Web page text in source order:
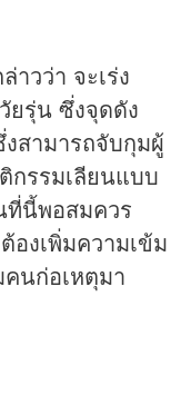
วว่า จะเร่ง
ยรุ่น ซึ่งจุดดัง
สามารถจับกุมผู้
กรรมเลียนแบบ
ที่นี้พอสมควร
องเพิ่มความเข้ม
นก่อเหตุมา